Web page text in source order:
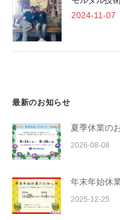
2024-11-07
最新のお知らせ
夏季休業の
2026-08-08
年末年始休
2025-12-25